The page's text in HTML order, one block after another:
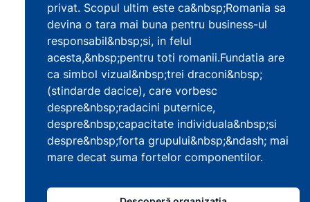
privat. Scopul ultim este ca&nbsp;Romania sa
devina o tara mai buna pentru business-ul
responsabil&nbsp;si, in felul
acesta,&nbsp;pentru toti romanii.Fundatia are
ca simbol vizual&nbsp;trei draconi&nbsp;
(stindarde dacice), care vorbesc
despre&nbsp;radacini puternice,
despre&nbsp;capacitate individuala&nbsp;si
despre&nbsp;forta grupului&nbsp;&ndash; mai
mare decat suma fortelor componentilor.